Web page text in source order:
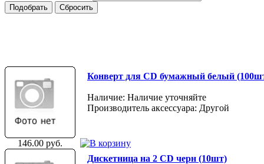
Конверт для CD бумажный белый
Наличие: Наличие уточняйте
Производитель аксессуара: Другой
146.00 руб.
Дискетница на 2 CD черн (10шт)